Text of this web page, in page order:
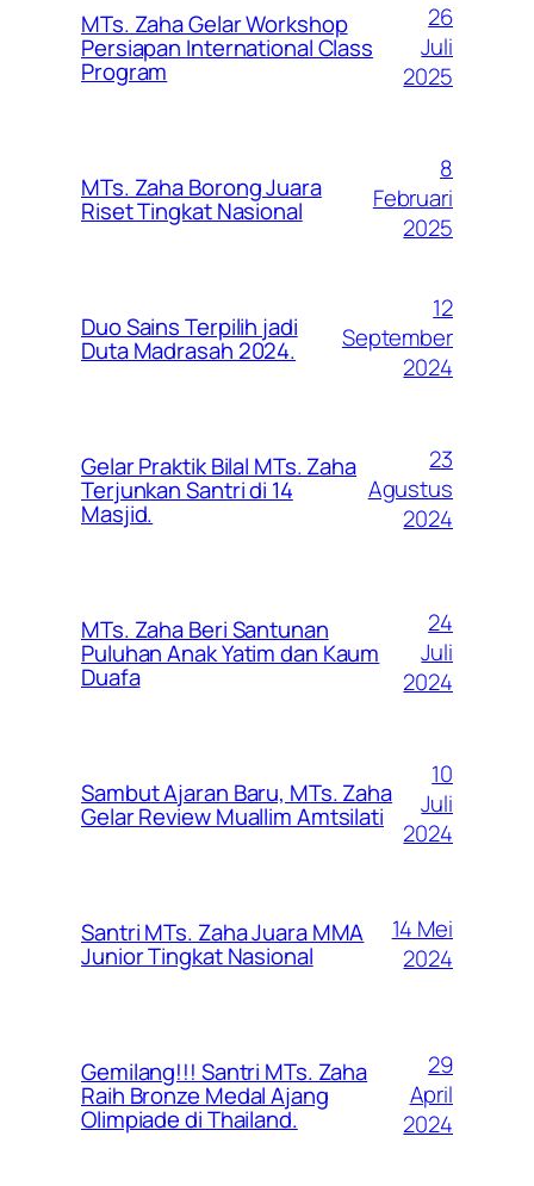
MTs. Zaha Gelar Workshop
Persiapan International Class
Program
26
Juli
2025
MTs. Zaha Borong Juara
Riset Tingkat Nasional
8
Februari
2025
Duo Sains Terpilih jadi
Duta Madrasah 2024.
12
September
2024
Gelar Praktik Bilal MTs. Zaha
Terjunkan Santri di 14
Masjid.
23
Agustus
2024
MTs. Zaha Beri Santunan
Puluhan Anak Yatim dan Kaum
Duafa
24
Juli
2024
Sambut Ajaran Baru, MTs. Zaha
Gelar Review Muallim Amtsilati
10
Juli
2024
Santri MTs. Zaha Juara MMA
Junior Tingkat Nasional
14 Mei
2024
Gemilang!!! Santri MTs. Zaha
Raih Bronze Medal Ajang
Olimpiade di Thailand.
29
April
2024